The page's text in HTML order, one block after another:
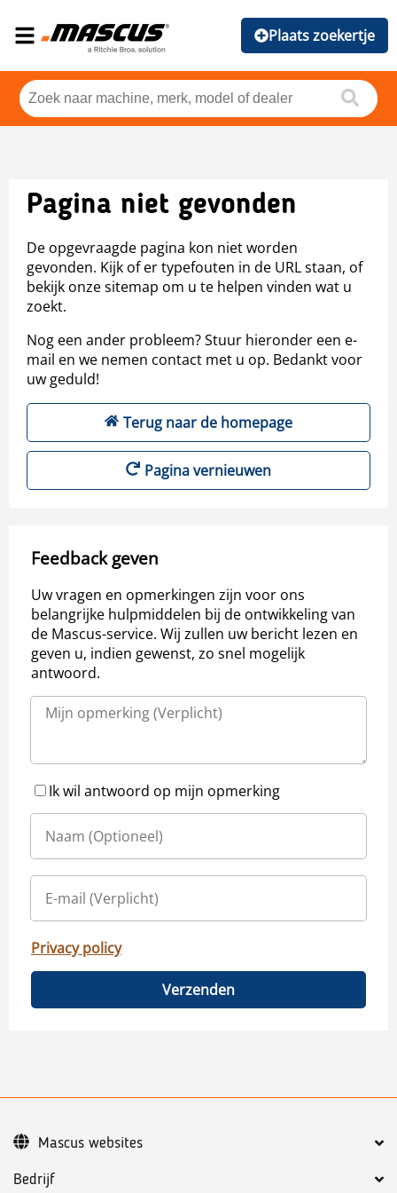
Plaats zoekertje
Pagina niet gevonden
De opgevraagde pagina kon niet worden
gevonden. Kijk of er typefouten in de URL staan, of
bekijk onze sitemap om u te helpen vinden wat u
zoekt.
Nog een ander probleem? Stuur hieronder een e-
mail en we nemen contact met u op. Bedankt voor
uw geduld!
Terug naar de homepage
Pagina vernieuwen
Feedback geven
Uw vragen en opmerkingen zijn voor ons
belangrijke hulpmiddelen bij de ontwikkeling van
de Mascus-service. Wij zullen uw bericht lezen en
geven u, indien gewenst, zo snel mogelijk
antwoord.
Ik wil antwoord op mijn opmerking
Privacy policy
Verzenden
Bedrijf
Mascus websites